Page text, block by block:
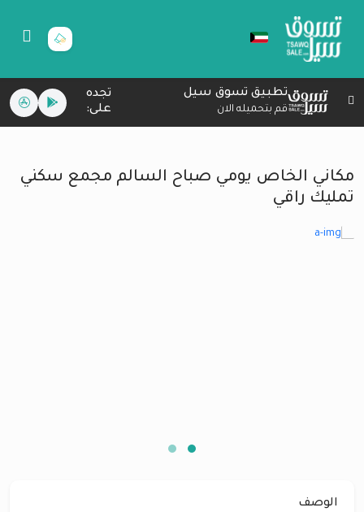
تطبيق تسوق سيل
قم بتحميله الان
تجده
على:
مكاني الخاص يومي صباح السالم مجمع سكني
تمليك راقي
الوصف